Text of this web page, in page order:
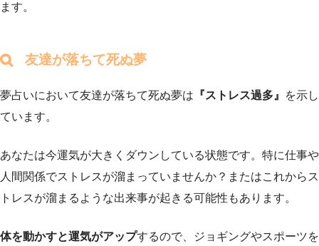
ます。
友達が落ちて死ぬ夢
夢占いにおいて友達が落ちて死ぬ夢は 『ストレス過多』
を示し
ています。
あなたは今運気が大きくダウンしている状態です。特に仕事や
人間関係でストレスが溜まっていませんか？またはこれからス
トレスが溜まるような出来事が起きる可能性もあります。
体を動かすと運気がアップするので、ジョギングやスポーツを